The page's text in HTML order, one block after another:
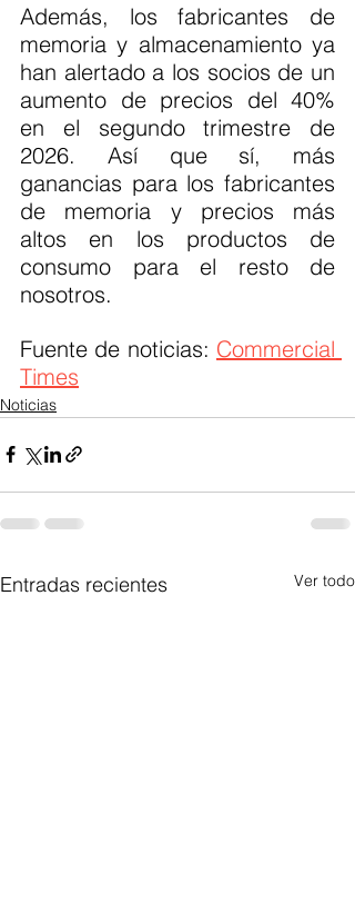
Además, los fabricantes de
memoria y almacenamiento ya
han alertado a los socios de un
aumento de precios del 40%
en el segundo trimestre de
2026. Así que sí, más
ganancias para los fabricantes
de memoria y precios más
altos en los productos de
consumo para el resto de
nosotros.
Fuente de noticias: Commercial
Times
Noticias
Entradas recientes Ver todo